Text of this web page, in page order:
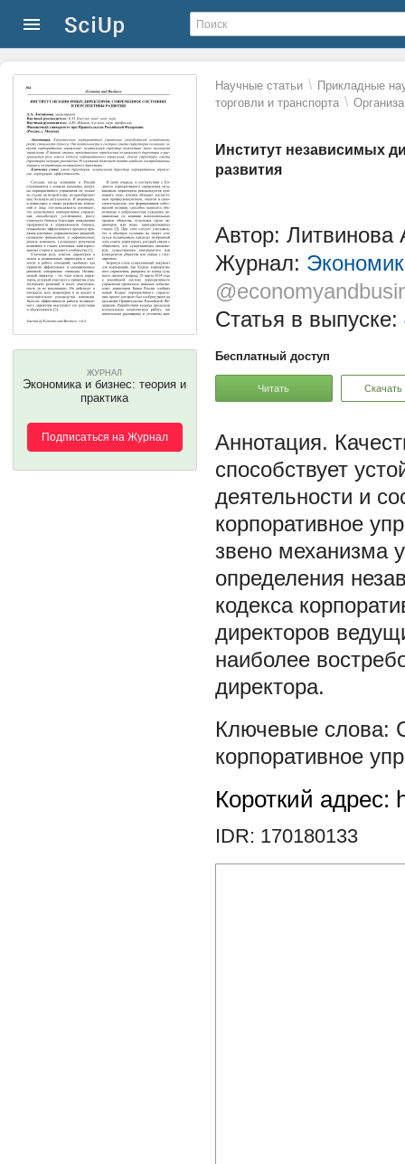
Научные статьи \ Прикладные
торговли и транспорта \
Институт независимых
развития
ЖУРНАЛ
Экономика и бизнес: теория и
практика
Подписаться на Журнал
Автор: Литвинова
Журнал:
Статья в выпуске:
Бесплатный доступ
Читать Скачать
способствует
деятельности и
корпоративное
звено механизма
определения
кодекса
директоров
наиболее
директора.
корпоративное
Короткий адрес:
IDR: 170180133